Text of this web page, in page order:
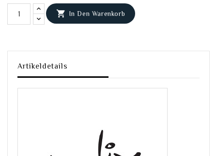
 In Den Warenkorb
Artikeldetails